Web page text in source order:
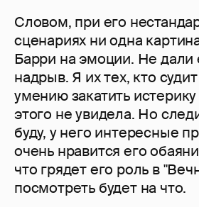
Словом, при его
сценариях ни одна
Барри на эмоции. Не дали
надрыв. Я их тех, кто
умению закатить
этого не увидела. Но
буду, у него интересные
очень нравится его
что грядет его роль в
посмотреть будет на что.